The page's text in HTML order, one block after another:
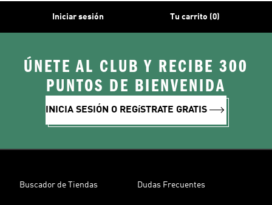
Iniciar sesión Tu carrito (0)
ÚNETE AL CLUB Y RECIBE 300
PUNTOS DE BIENVENIDA
INICIA SESIÓN O REGíSTRATE GRATIS
Buscador de Tiendas Dudas Frecuentes